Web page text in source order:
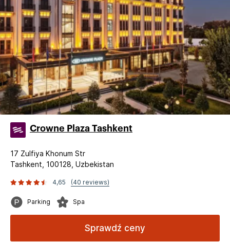
Crowne Plaza Tashkent
17 Zulfiya Khonum Str
Tashkent, 100128, Uzbekistan
4,65 (40 reviews)
Parking Spa
Sprawdź ceny